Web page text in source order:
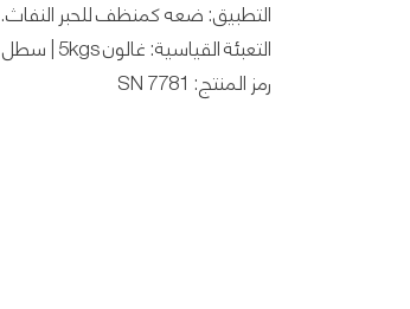
التطبيق: ضعه كمنظف للحبر النفاث.
التعبئة القياسية: غالون 5kgs | سطل 20kgs | طبل 180kgs
رمز المنتج: SN 7781